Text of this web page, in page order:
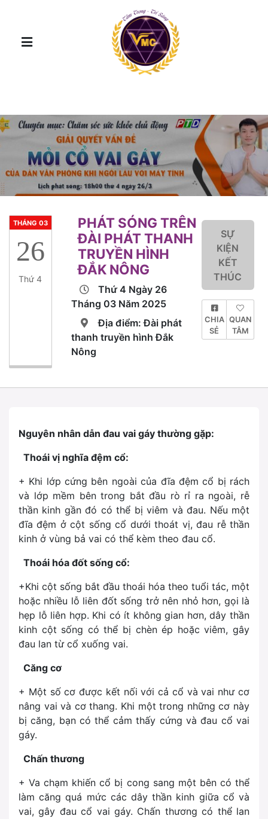
THÁNG 03
26
Thứ 4
PHÁT SÓNG TRÊN
ĐÀI PHÁT THANH
TRUYỀN HÌNH
ĐẮK NÔNG
Thứ 4 Ngày 26
Tháng 03 Năm 2025
Địa điểm: Đài phát
thanh truyền hình Đắk
Nông
SỰ
KIỆN
KẾT
THÚC
CHIA
SẺ
QUAN
TÂM
Nguyên nhân dẫn đau vai gáy thường gặp:
Thoái vị nghĩa đệm cổ:
+ Khi lớp cứng bên ngoài của đĩa đệm cổ bị rách
và lớp mềm bên trong bắt đầu rò rỉ ra ngoài, rễ
thần kinh gần đó có thể bị viêm và đau. Nếu một
đĩa đệm ở cột sống cổ dưới thoát vị, đau rễ thần
kinh ở vùng bả vai có thể kèm theo đau cổ.
Thoái hóa đốt sống cổ:
+Khi cột sống bắt đầu thoái hóa theo tuổi tác, một
hoặc nhiều lỗ liên đốt sống trở nên nhỏ hơn, gọi là
hẹp lỗ liên hợp. Khi có ít không gian hơn, dây thần
kinh cột sống có thể bị chèn ép hoặc viêm, gây
đau lan từ cổ xuống vai.
Căng cơ
+ Một số cơ được kết nối với cả cổ và vai như cơ
nâng vai và cơ thang. Khi một trong những cơ này
bị căng, bạn có thể cảm thấy cứng và đau cổ vai
gáy.
Chấn thương
+ Va chạm khiến cổ bị cong sang một bên có thể
làm căng quá mức các dây thần kinh giữa cổ và
vai, gây đau cổ vai gáy. Chấn thương có thể lan